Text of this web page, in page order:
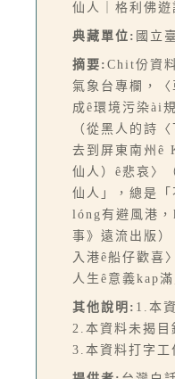
仙人｜格利佛
典藏單位: 國立
摘要: Chit份資
氣象台專欄，
成ê環境污染ài
（從黑人的詩
去到屏東南州ê
仙人）ê悲哀〉
仙人」，總是
lóng有避風港
事》遠流出版
入港ê船仔歡喜
人生ê意義kap
其他說明: 1.本
2.本資料未揭目
3.本資料打字